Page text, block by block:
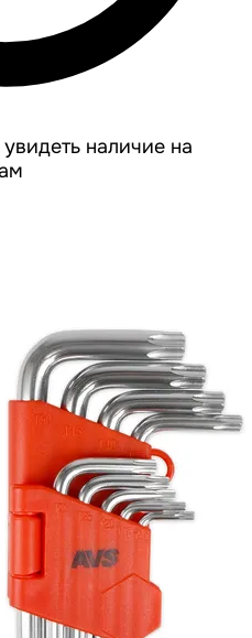
наличие на